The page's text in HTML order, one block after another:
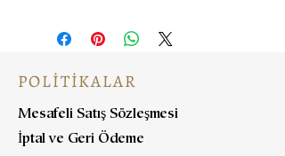
POLİTİKALAR
Mesafeli Satış Sözleşmesi
İptal ve Geri Ödeme